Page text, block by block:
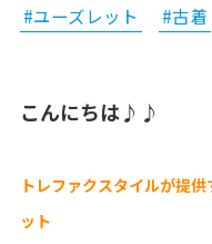
#ユーズレット #古着
こんにちは♪♪
トレファクスタイルが提
ット